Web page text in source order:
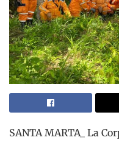
SANTA MARTA_ La